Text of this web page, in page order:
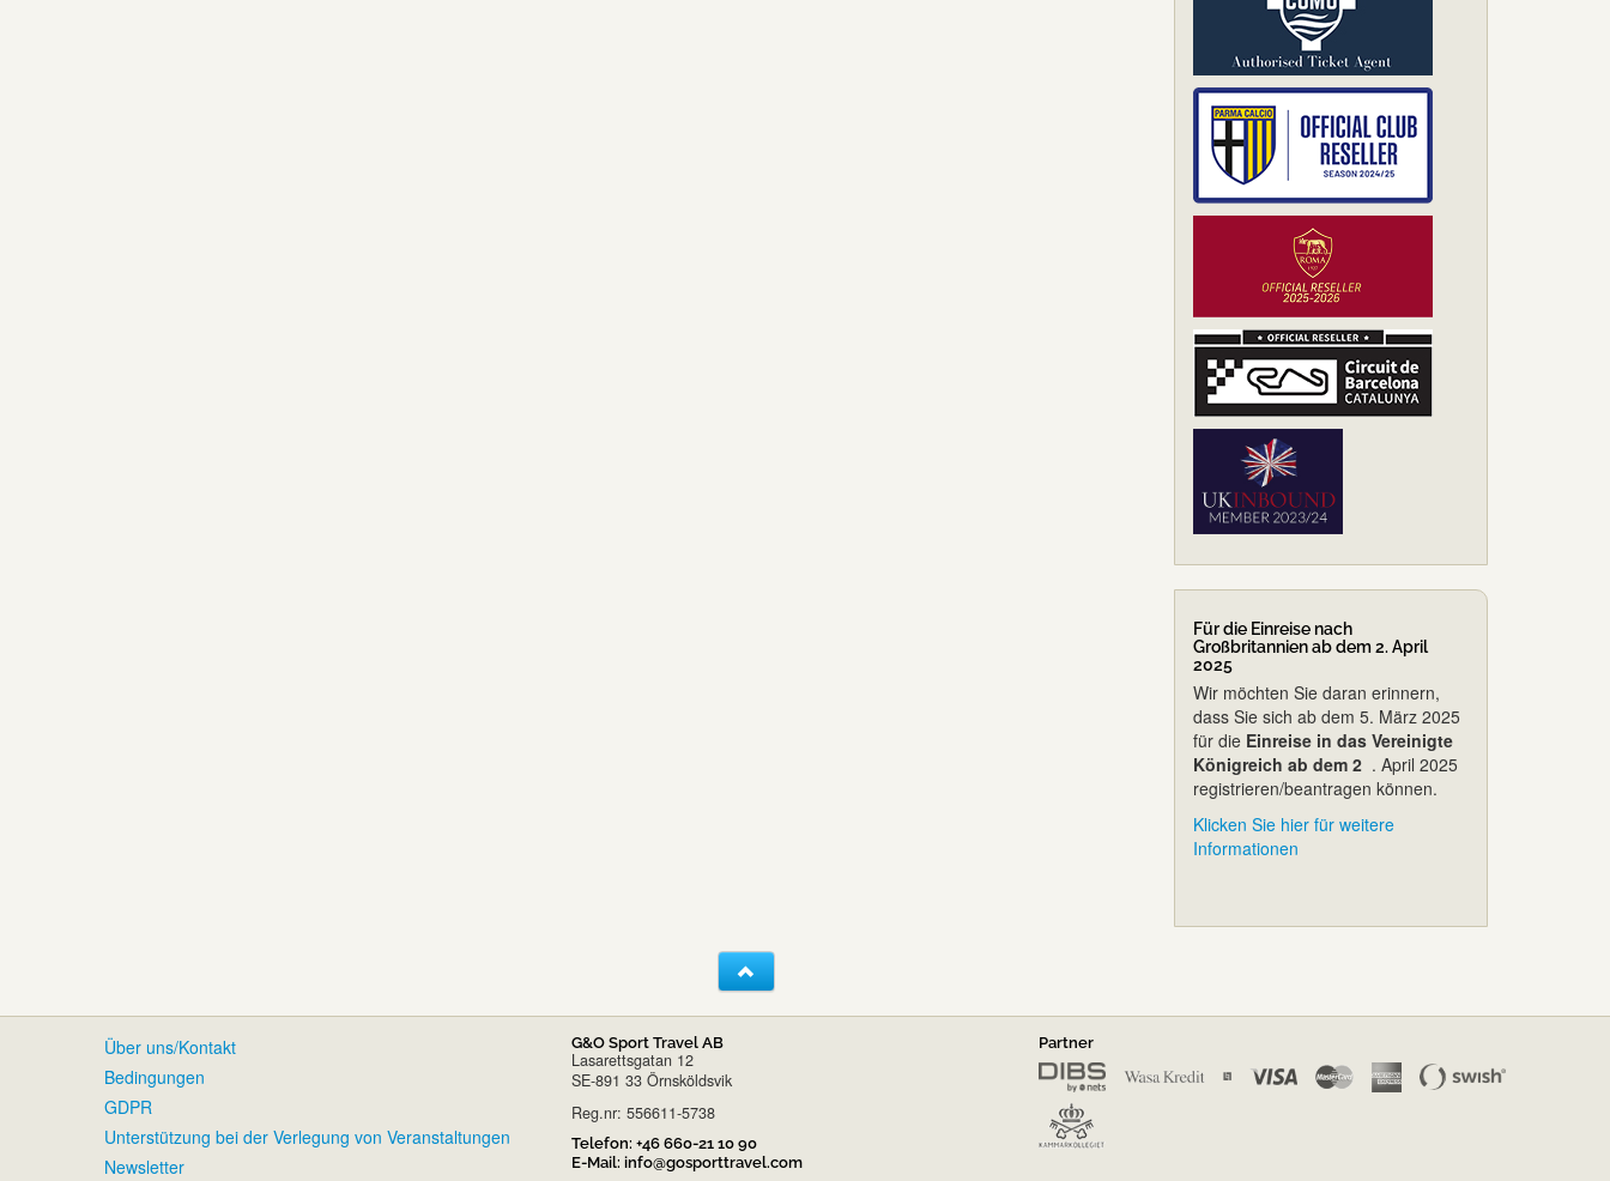
Für die Einreise nach
Großbritannien ab dem 2. April
2025
Wir möchten Sie daran erinnern,
dass Sie sich ab dem 5. März 2025
für die Einreise in das Vereinigte
Königreich ab dem 2 . April 2025
registrieren/beantragen können.
Klicken Sie hier für weitere
Informationen
Über uns/Kontakt
Bedingungen
GDPR
Unterstützung bei der Verlegung von Veranstaltungen
Newsletter
G&O Sport Travel AB
Lasarettsgatan 12
SE-891 33 Örnsköldsvik
Reg.nr: 556611-5738
Telefon: +46 660-21 10 90
E-Mail: info@gosporttravel.com
Partner